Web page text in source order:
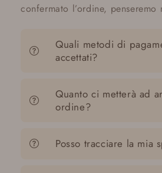
confermato l’ordine,
Quali metodi di
accettati?
Quanto ci metterà ad
ordine?
Posso tracciare la mia